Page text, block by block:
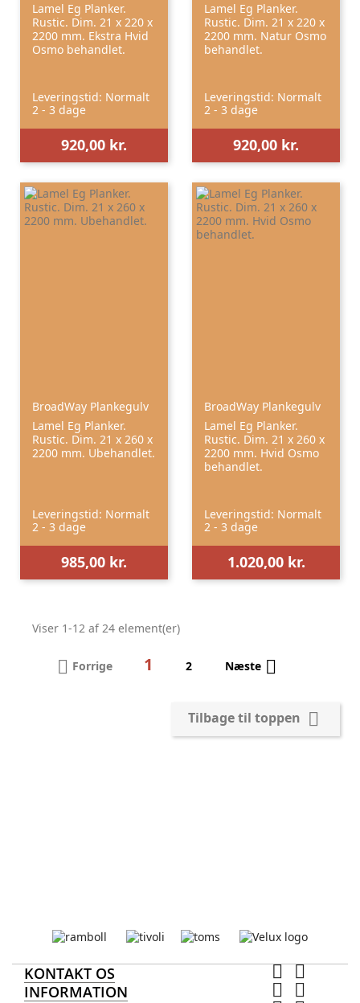
Lamel Eg Planker.
Rustic. Dim. 21 x 220 x
2200 mm. Ekstra Hvid
Osmo behandlet.
Leveringstid: Normalt
2 - 3 dage
920,00 kr.
Lamel Eg Planker.
Rustic. Dim. 21 x 220 x
2200 mm. Natur Osmo
behandlet.
Leveringstid: Normalt
2 - 3 dage
920,00 kr.
BroadWay Plankegulv
Lamel Eg Planker.
Rustic. Dim. 21 x 260 x
2200 mm. Ubehandlet.
Leveringstid: Normalt
2 - 3 dage
985,00 kr.
BroadWay Plankegulv
Lamel Eg Planker.
Rustic. Dim. 21 x 260 x
2200 mm. Hvid Osmo
behandlet.
Leveringstid: Normalt
2 - 3 dage
1.020,00 kr.
Viser 1-12 af 24 element(er)
 Forrige 1 2 Næste 
Tilbage til toppen 
KONTAKT OS  
INFORMATION  